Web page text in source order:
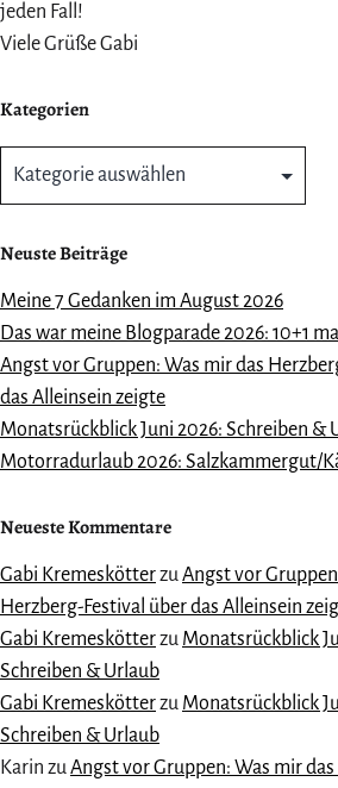
jeden Fall!
Viele Grüße Gabi
Kategorien
Kategorien
Neuste Beiträge
Meine 7 Gedanken im August 2026
Das war meine Blogparade 2026: 10+1
Angst vor Gruppen: Was mir das
das Alleinsein zeigte
Monatsrückblick Juni 2026: Schreiben &
Motorradurlaub 2026: Salzkammergut/
Neueste Kommentare
Gabi KremeskötterzuAngst vor
Herzberg-Festival über das Alleinsein
Gabi Kremeskötterzu Monatsrückblick
Schreiben & Urlaub
Gabi Kremeskötterzu Monatsrückblick
Schreiben & Urlaub
Karin zuAngst vor Gruppen: Was mir